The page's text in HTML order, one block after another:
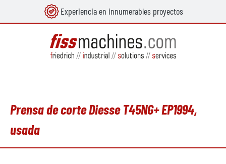
principal Experiencia en innumerables proyectos
Prensa de corte Diesse T45NG+ EP1994,
usada